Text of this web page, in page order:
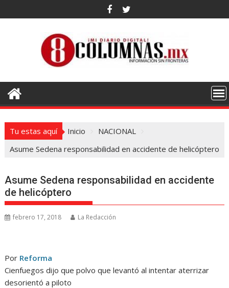
al
Tu estas aquí Inicio
NACIONAL
Asume Sedena responsabilidad en accidente de helicóptero
Asume Sedena responsabilidad en accidente
de helicóptero
febrero 17, 2018 La Redacción
Por Reforma
Cienfuegos dijo que polvo que levantó al intentar aterrizar
desorientó a piloto